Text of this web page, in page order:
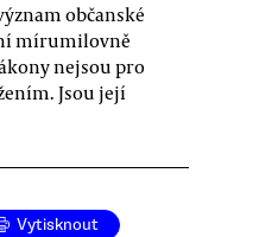
občanské
mírumilovně
nejsou pro
Jsou její
Vytisknout